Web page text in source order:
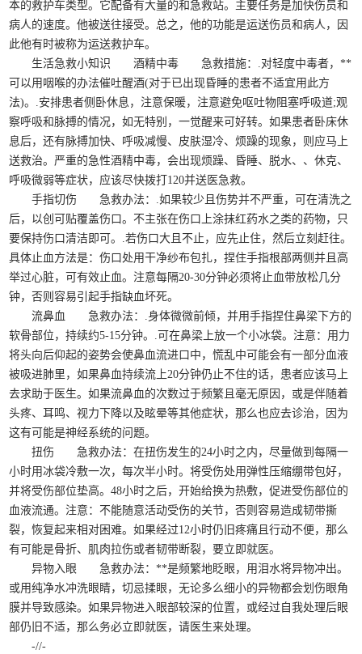
本的救护车类型。它配备有大量的和急救站。主要任务是加快伤员和
病人的速度。他被送往接受。总之，他的功能是运送伤员和病人，因
此他有时被称为运送救护车。
生活急救小知识 酒精中毒 急救措施：.对轻度中毒者，**
可以用咽喉的办法催吐醒酒(对于已出现昏睡的患者不适宜用此方
法)。.安排患者侧卧休息，注意保暖，注意避免呕吐物阻塞呼吸道;观
察呼吸和脉搏的情况，如无特别，一觉醒来可好转。如果患者卧床休
息后，还有脉搏加快、呼吸减慢、皮肤湿冷、烦躁的现象，则应马上
送救治。严重的急性酒精中毒，会出现烦躁、昏睡、脱水、、休克、
呼吸微弱等症状，应该尽快拨打120并送医急救。
手指切伤 急救办法：.如果较少且伤势并不严重，可在清洗之
后，以创可贴覆盖伤口。不主张在伤口上涂抹红药水之类的药物，只
要保持伤口清洁即可。.若伤口大且不止，应先止住，然后立刻赶往。
具体止血方法是：伤口处用干净纱布包扎，捏住手指根部两侧并且高
举过心脏，可有效止血。注意每隔20-30分钟必须将止血带放松几分
钟，否则容易引起手指缺血坏死。
流鼻血 急救办法：.身体微微前倾，并用手指捏住鼻梁下方的
软骨部位，持续约5-15分钟。.可在鼻梁上放一个小冰袋。注意：用力
将头向后仰起的姿势会使鼻血流进口中，慌乱中可能会有一部分血液
被吸进肺里，如果鼻血持续流上20分钟仍止不住的话，患者应该马上
去求助于医生。如果流鼻血的次数过于频繁且毫无原因，或是伴随着
头疼、耳鸣、视力下降以及眩晕等其他症状，那么也应去诊治，因为
这有可能是神经系统的问题。
扭伤 急救办法：在扭伤发生的24小时之内，尽量做到每隔一
小时用冰袋冷敷一次，每次半小时。将受伤处用弹性压缩绷带包好，
并将受伤部位垫高。48小时之后，开始给换为热敷，促进受伤部位的
血液流通。注意：不能随意活动受伤的关节，否则容易造成韧带撕
裂，恢复起来相对困难。如果经过12小时仍旧疼痛且行动不便，那么
有可能是骨折、肌肉拉伤或者韧带断裂，要立即就医。
异物入眼 急救办法：**是频繁地眨眼，用泪水将异物冲出。
或用纯净水冲洗眼睛，切忌揉眼，无论多么细小的异物都会划伤眼角
膜并导致感染。如果异物进入眼部较深的位置，或经过自我处理后眼
部仍旧不适，那么务必立即就医，请医生来处理。
-//-